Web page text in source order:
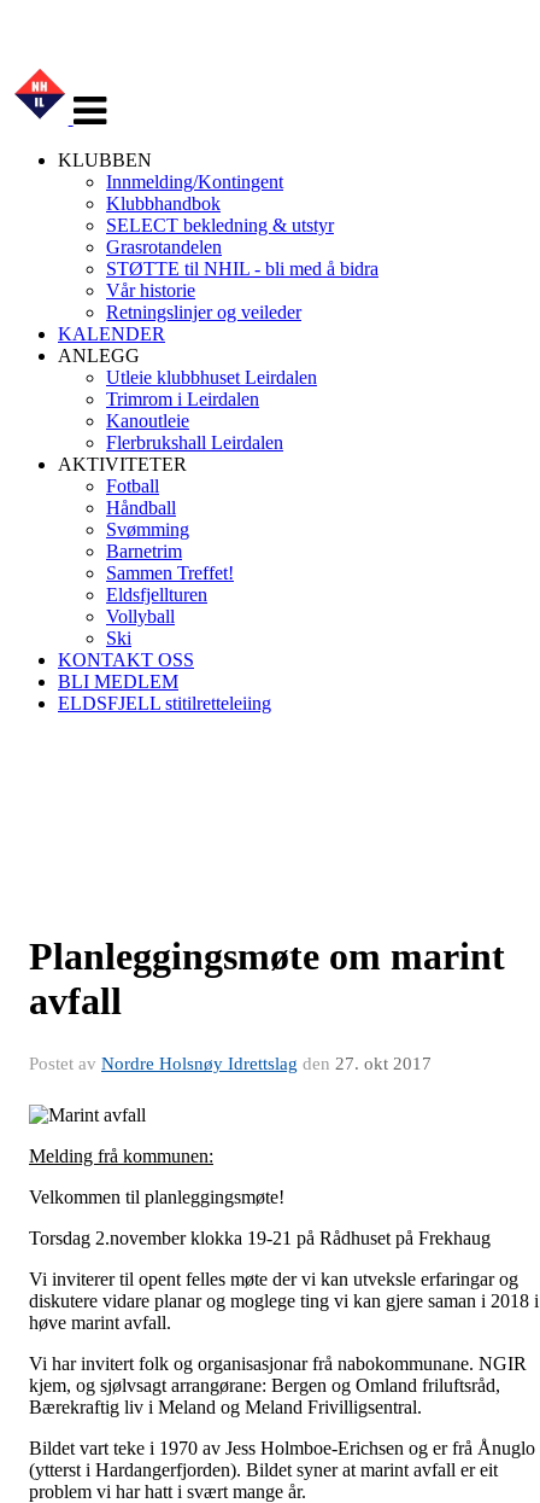
navigasjon
KLUBBEN
Innmelding/Kontingent
Klubbhandbok
SELECT bekledning & utstyr
Grasrotandelen
STØTTE til NHIL - bli med å bidra
Vår historie
Retningslinjer og veileder
KALENDER
ANLEGG
Utleie klubbhuset Leirdalen
Trimrom i Leirdalen
Kanoutleie
Flerbrukshall Leirdalen
AKTIVITETER
Fotball
Håndball
Svømming
Barnetrim
Sammen Treffet!
Eldsfjellturen
Vollyball
Ski
KONTAKT OSS
BLI MEDLEM
ELDSFJELL stitilretteleiing
Planleggingsmøte om marint
avfall
Postet av Nordre Holsnøy Idrettslag den 27. okt 2017
Melding frå kommunen:
Velkommen til planleggingsmøte!
Torsdag 2.november klokka 19-21 på Rådhuset på Frekhaug
Vi inviterer til opent felles møte der vi kan utveksle erfaringar og
diskutere vidare planar og moglege ting vi kan gjere saman i 2018 i
høve marint avfall.
Vi har invitert folk og organisasjonar frå nabokommunane. NGIR
kjem, og sjølvsagt arrangørane: Bergen og Omland friluftsråd,
Bærekraftig liv i Meland og Meland Frivilligsentral.
Bildet vart teke i 1970 av Jess Holmboe-Erichsen og er frå Ånuglo
(ytterst i Hardangerfjorden). Bildet syner at marint avfall er eit
problem vi har hatt i svært mange år.